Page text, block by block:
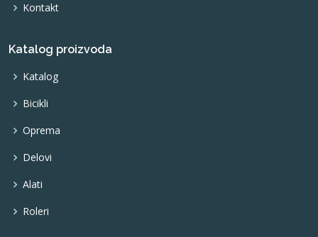
Kontakt
Katalog proizvoda
Katalog
Bicikli
Oprema
Delovi
Alati
Roleri